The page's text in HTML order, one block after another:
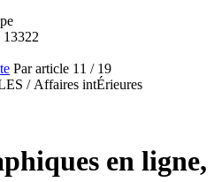
Par article 11 / 19
/ Affaires intÉrieures
en ligne,